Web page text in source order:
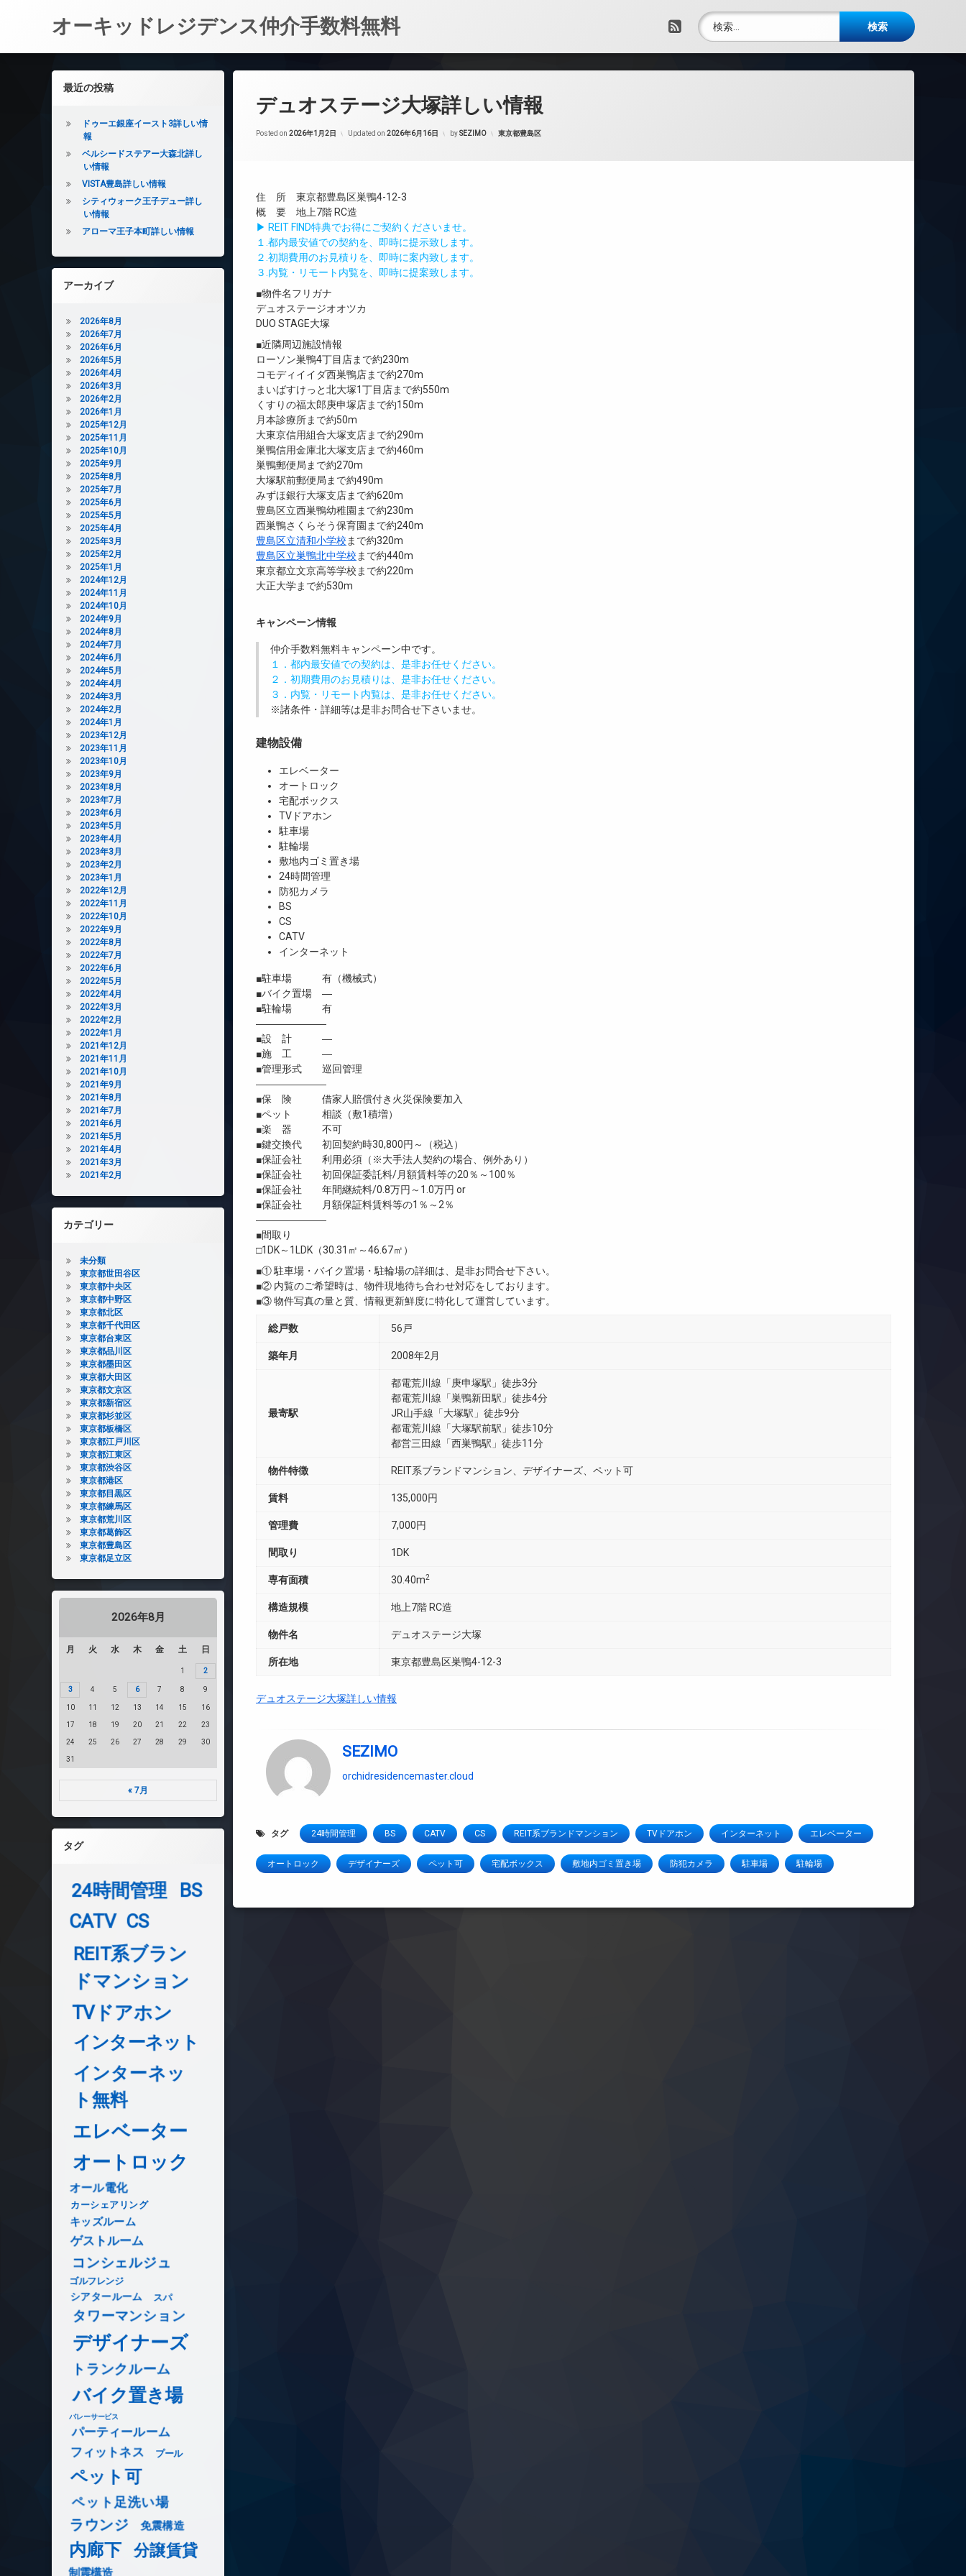
オーキッドレジデンス仲介手数料無料 RSS
検索:
デュオステージ大塚詳しい情報
Posted on 2026年1月2日 Updated on 2026年6月16日 bySEZIMO カテゴリー:
東京都豊島区
住 所 東京都豊島区巣鴨4-12-3
概 要 地上7階 RC造
▶ REIT FIND特典でお得にご契約くださいませ。
１.都内最安値での契約を、即時に提示致します。
２.初期費用のお見積りを、即時に案内致します。
３.内覧・リモート内覧を、即時に提案致します。
■物件名フリガナ
デュオステージオオツカ
DUO STAGE大塚
■近隣周辺施設情報
ローソン巣鴨4丁目店まで約230m
コモディイイダ西巣鴨店まで約270m
まいばすけっと北大塚1丁目店まで約550m
くすりの福太郎庚申塚店まで約150m
月本診療所まで約50m
大東京信用組合大塚支店まで約290m
巣鴨信用金庫北大塚支店まで約460m
巣鴨郵便局まで約270m
大塚駅前郵便局まで約490m
みずほ銀行大塚支店まで約620m
豊島区立西巣鴨幼稚園まで約230m
西巣鴨さくらそう保育園まで約240m
豊島区立清和小学校 まで約320m
豊島区立巣鴨北中学校 まで約440m
東京都立文京高等学校まで約220m
大正大学まで約530m
キャンペーン情報
仲介手数料無料キャンペーン中です。
１．都内最安値での契約は、是非お任せください。
２．初期費用のお見積りは、是非お任せください。
３．内覧・リモート内覧は、是非お任せください。
※諸条件・詳細等は是非お問合せ下さいませ。
建物設備
エレベーター
オートロック
宅配ボックス
TVドアホン
駐車場
駐輪場
敷地内ゴミ置き場
24時間管理
防犯カメラ
BS
CS
CATV
インターネット
■駐車場 有（機械式）
■バイク置場 ―
■駐輪場 有
―――――――
■設 計 ―
■施 工 ―
■管理形式 巡回管理
―――――――
■保 険 借家人賠償付き火災保険要加入
■ペット 相談（敷1積増）
■楽 器 不可
■鍵交換代 初回契約時30,800円～（税込）
■保証会社 利用必須（※大手法人契約の場合、例外あり）
■保証会社 初回保証委託料/月額賃料等の20％～100％
■保証会社 年間継続料/0.8万円～1.0万円 or
■保証会社 月額保証料賃料等の1％～2％
―――――――
■間取り
□1DK～1LDK（30.31㎡～46.67㎡）
■① 駐車場・バイク置場・駐輪場の詳細は、是非お問合せ下さい。
■② 内覧のご希望時は、物件現地待ち合わせ対応をしております。
■③ 物件写真の量と質、情報更新鮮度に特化して運営しています。
総戸数 56戸
築年月 2008年2月
最寄駅
都電荒川線「庚申塚駅」徒歩3分
都電荒川線「巣鴨新田駅」徒歩4分
JR山手線「大塚駅」徒歩9分
都電荒川線「大塚駅前駅」徒歩10分
都営三田線「西巣鴨駅」徒歩11分
物件特徴 REIT系ブランドマンション、デザイナーズ、ペット可
賃料 135,000円
管理費 7,000円
間取り 1DK
専有面積 30.40m2
構造規模 地上7階 RC造
物件名 デュオステージ大塚
所在地 東京都豊島区巣鴨4-12-3
デュオステージ大塚詳しい情報
SEZIMO
orchidresidencemaster.cloud
タグ 24時間管理 BS CATV CS REIT系ブランドマンション TVドアホン インターネット エレベーター
オートロック デザイナーズ ペット可 宅配ボックス 敷地内ゴミ置き場 防犯カメラ 駐車場 駐輪場
左サイドバー
最近の投稿
ドゥーエ銀座イースト3詳しい情
報
ベルシードステアー大森北詳し
い情報
VISTA豊島詳しい情報
シティウォーク王子デュー詳し
い情報
アローマ王子本町詳しい情報
アーカイブ
2026年8月
2026年7月
2026年6月
2026年5月
2026年4月
2026年3月
2026年2月
2026年1月
2025年12月
2025年11月
2025年10月
2025年9月
2025年8月
2025年7月
2025年6月
2025年5月
2025年4月
2025年3月
2025年2月
2025年1月
2024年12月
2024年11月
2024年10月
2024年9月
2024年8月
2024年7月
2024年6月
2024年5月
2024年4月
2024年3月
2024年2月
2024年1月
2023年12月
2023年11月
2023年10月
2023年9月
2023年8月
2023年7月
2023年6月
2023年5月
2023年4月
2023年3月
2023年2月
2023年1月
2022年12月
2022年11月
2022年10月
2022年9月
2022年8月
2022年7月
2022年6月
2022年5月
2022年4月
2022年3月
2022年2月
2022年1月
2021年12月
2021年11月
2021年10月
2021年9月
2021年8月
2021年7月
2021年6月
2021年5月
2021年4月
2021年3月
2021年2月
カテゴリー
未分類
東京都世田谷区
東京都中央区
東京都中野区
東京都北区
東京都千代田区
東京都台東区
東京都品川区
東京都墨田区
東京都大田区
東京都文京区
東京都新宿区
東京都杉並区
東京都板橋区
東京都江戸川区
東京都江東区
東京都渋谷区
東京都港区
東京都目黒区
東京都練馬区
東京都荒川区
東京都葛飾区
東京都豊島区
東京都足立区
2026年8月
月 火 水 木 金 土 日
1 2
3 4 5 6 7 8 9
10 11 12 13 14 15 16
17 18 19 20 21 22 23
24 25 26 27 28 29 30
31
« 7月
タグ
24時間管理
BS
CATV CS
REIT系ブラン
ドマンション
TVドアホン
インターネット
インターネッ
ト無料
エレベーター
オートロック
オール電化
カーシェアリング
キッズルーム
ゲストルーム
コンシェルジュ
ゴルフレンジ
シアタールーム スパ
タワーマンション
デザイナーズ
トランクルーム
バイク置き場
バレーサービス
パーティールーム
フィットネス プール
ペット可
ペット足洗い場
ラウンジ 免震構造
内廊下 分譲賃貸
制震構造